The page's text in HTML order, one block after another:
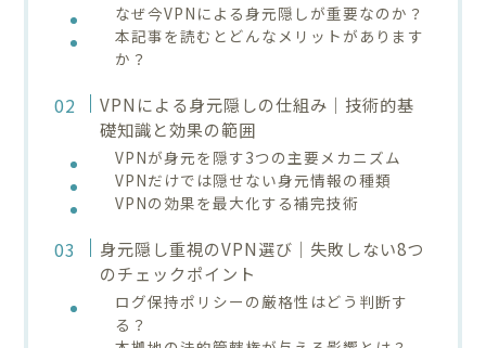
なぜ今VPNによる身元隠しが重要なのか？
本記事を読むとどんなメリットがあります
か？
VPNによる身元隠しの仕組み｜技術的基
礎知識と効果の範囲
VPNが身元を隠す3つの主要メカニズム
VPNだけでは隠せない身元情報の種類
VPNの効果を最大化する補完技術
身元隠し重視のVPN選び｜失敗しない8つ
のチェックポイント
ログ保持ポリシーの厳格性はどう判断す
る？